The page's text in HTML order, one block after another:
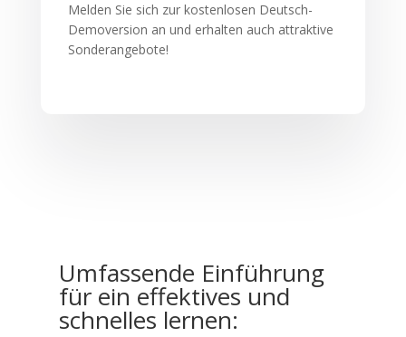
Melden Sie sich zur kostenlosen Deutsch-
Demoversion an und erhalten auch attraktive
Sonderangebote!
Umfassende Einführung
für ein effektives und
schnelles lernen: